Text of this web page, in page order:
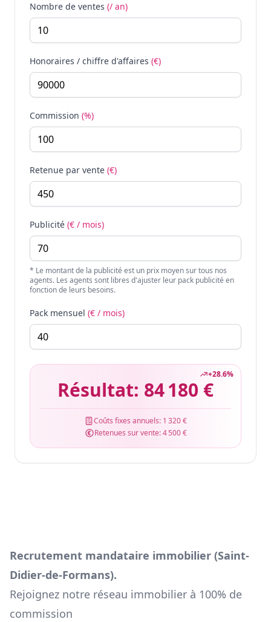
Nombre de ventes (/ an)
Honoraires / chiffre d'affaires (€)
Commission (%)
Retenue par vente (€)
Publicité (€ / mois)
* Le montant de la publicité est un prix moyen sur tous nos
agents. Les agents sont libres d'ajuster leur pack publicité en
fonction de leurs besoins.
Pack mensuel (€ / mois)
+28.6%
Résultat: 84 180 €
Coûts fixes annuels: 1 320 €
Retenues sur vente:4 500 €
Recrutement mandataire immobilier (Saint-
Didier-de-Formans).
Rejoignez notre réseau immobilier à 100% de
commission